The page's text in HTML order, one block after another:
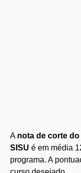
A nota de corte
SISU é em média
programa. A